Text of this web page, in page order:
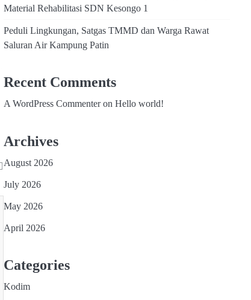
Material Rehabilitasi SDN Kesongo 1
Peduli Lingkungan, Satgas TMMD dan Warga Rawat
Saluran Air Kampung Patin
Recent Comments
A WordPress Commenteron Hello world!
Archives
August 2026
July 2026
May 2026
April 2026
Categories
Kodim